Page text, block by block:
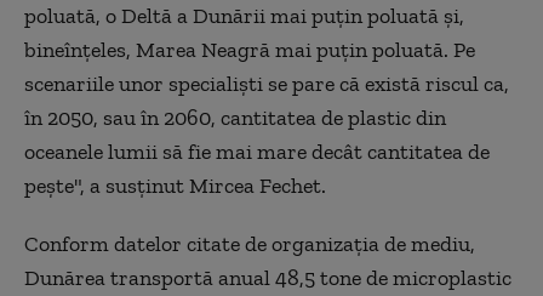
poluată, o Deltă a Dunării mai puţin poluată şi,
bineînţeles, Marea Neagră mai puţin poluată. Pe
scenariile unor specialişti se pare că există riscul ca,
în 2050, sau în 2060, cantitatea de plastic din
oceanele lumii să fie mai mare decât cantitatea de
peşte", a susţinut Mircea Fechet.
Conform datelor citate de organizaţia de mediu,
Dunărea transportă anual 48,5 tone de microplastic